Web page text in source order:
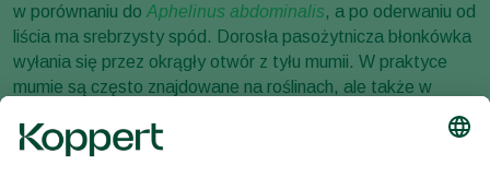
w porównaniu do Aphelinus abdominalis, a po oderwaniu od
liścia ma srebrzysty spód. Dorosła pasożytnicza błonkówka
wyłania się przez okrągły otwór z tyłu mumii. W praktyce
mumie są często znajdowane na roślinach, ale także w
doniczek itp.